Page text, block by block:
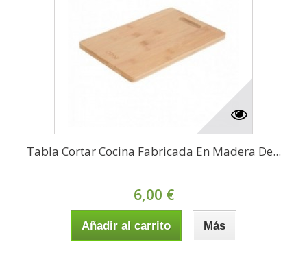
Tabla Cortar Cocina Fabricada En Madera De...
6,00 €
Añadir al carrito Más